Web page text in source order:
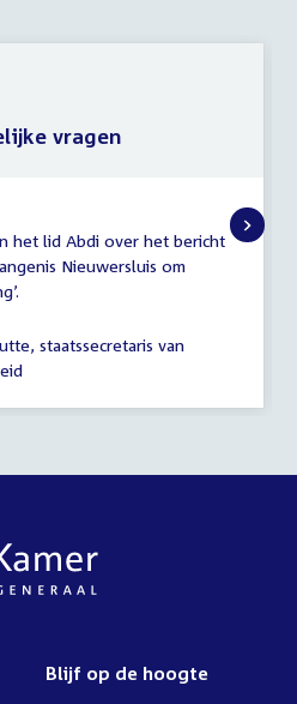
het lid Abdi over het bericht
Nieuwersluis om
staatssecretaris van
vragen
Blijf op de hoogte